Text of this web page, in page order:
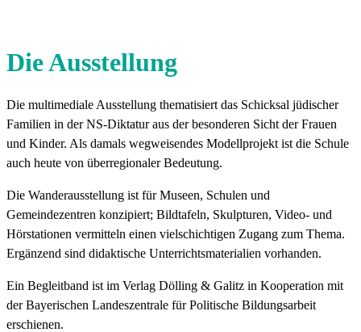
Die Ausstellung
Die multimediale Ausstellung thematisiert das Schicksal jüdischer
Familien in der NS-Diktatur aus der besonderen Sicht der Frauen
und Kinder. Als damals wegweisendes Modellprojekt ist die Schule
auch heute von überregionaler Bedeutung.
Die Wanderausstellung ist für Museen, Schulen und
Gemeindezentren konzipiert; Bildtafeln, Skulpturen, Video- und
Hörstationen vermitteln einen vielschichtigen Zugang zum Thema.
Ergänzend sind didaktische Unterrichtsmaterialien vorhanden.
Ein Begleitband ist im Verlag Dölling & Galitz in Kooperation mit
der Bayerischen Landeszentrale für Politische Bildungsarbeit
erschienen.